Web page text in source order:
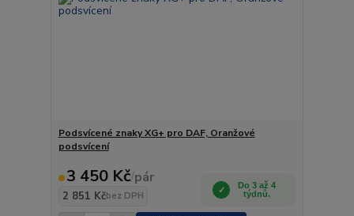
Podsvícené znaky XG+ pro DAF, Oranžové
podsvícení
3 450 Kč/pár
2 851 Kčbez DPH
Do 3 až 4
týdnů.